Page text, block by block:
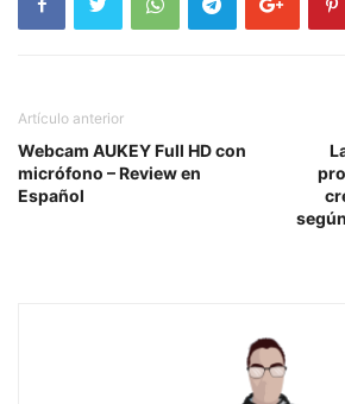
Artículo anterior
Webcam AUKEY Full HD con
micrófono – Review en
Español